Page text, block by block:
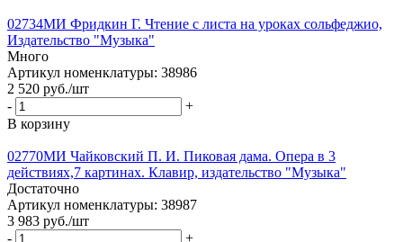
02734МИ Фридкин Г. Чтение с листа на уроках сольфеджио,
Издательство "Музыка"
Много
Артикул номенклатуры: 38986
2 520 руб./шт
-
+
В корзину
02770МИ Чайковский П. И. Пиковая дама. Опера в 3
действиях,7 картинах. Клавир, издательство "Музыка"
Достаточно
Артикул номенклатуры: 38987
3 983 руб./шт
-
+